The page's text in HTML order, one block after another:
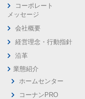
コーポレート
メッセージ
会社概要
経営理念・行動指針
沿革
業態紹介
ホームセンター
コーナンPRO